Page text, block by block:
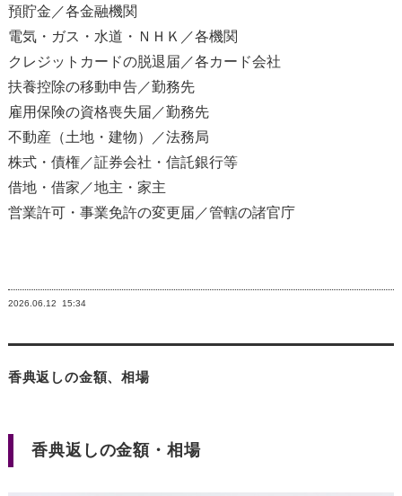
預貯金／各金融機関
電気・ガス・水道・ＮＨＫ／各機関
クレジットカードの脱退届／各カード会社
扶養控除の移動申告／勤務先
雇用保険の資格喪失届／勤務先
不動産（土地・建物）／法務局
株式・債権／証券会社・信託銀行等
借地・借家／地主・家主
営業許可・事業免許の変更届／管轄の諸官庁
2026.06.12 15:34
香典返しの金額、相場
香典返しの金額・相場